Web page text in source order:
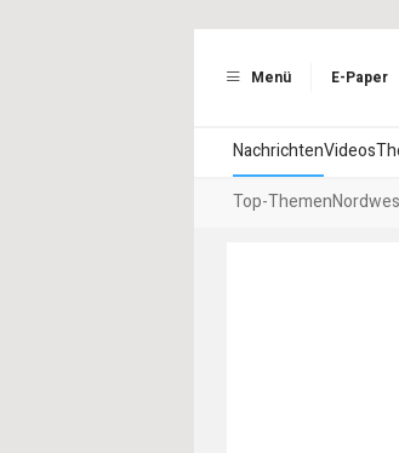
Menü E-Paper
NachrichtenVideos
Top-Themen